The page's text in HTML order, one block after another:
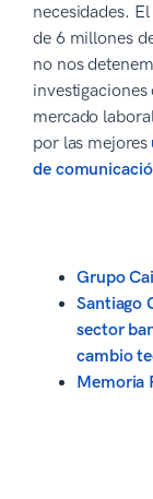
necesidades.
de 6 millones
no nos
mercado
por las mejores
de
Grupo
Santiago
sector
cambio
Memoria